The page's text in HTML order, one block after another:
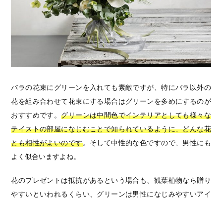
バラの花束にグリーンを入れても素敵ですが、特にバラ以外の
花を組み合わせて花束にする場合はグリーンを多めにするのが
おすすめです。グリーンは中間色でインテリアとしても様々な
テイストの部屋になじむことで知られているように、どんな花
とも相性がよいのです。そして中性的な色ですので、男性にも
よく似合いますよね。
花のプレゼントは抵抗があるという場合も、観葉植物なら贈り
やすいといわれるくらい、グリーンは男性になじみやすいアイ